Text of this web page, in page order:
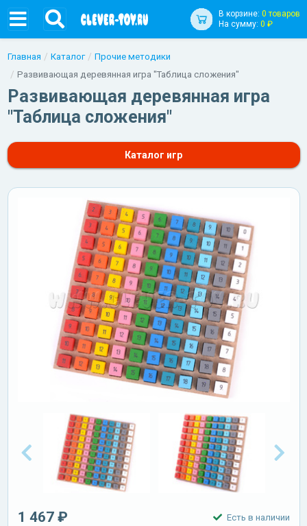
В корзине: 0 товаров
На сумму: 0 ₽
Главная Каталог
Прочие методики
Развивающая деревянная игра "Таблица сложения"
Развивающая деревянная игра
"Таблица сложения"
Каталог игр
1 467 ₽ Есть в наличии